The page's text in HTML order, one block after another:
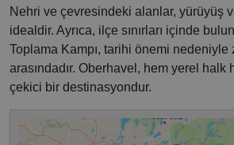
Nehri ve çevresindeki alanlar, yürüyüş
idealdir. Ayrıca, ilçe sınırları içinde
Toplama Kampı, tarihi önemi
arasındadır. Oberhavel, hem yerel halk
çekici bir destinasyondur.